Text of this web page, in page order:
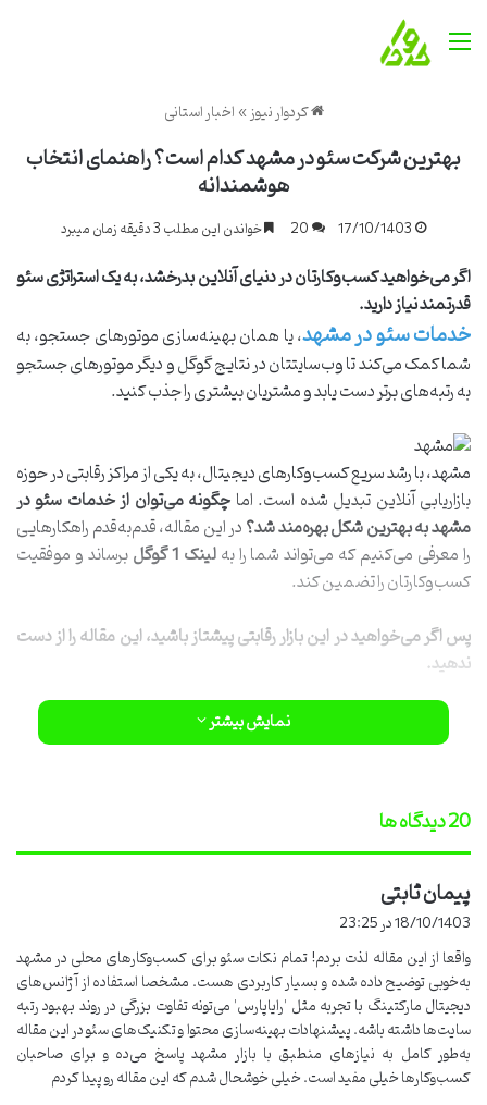
منو
کردوار نیوز»اخبار استانی
بهترین شرکت سئو در مشهد کدام است؟ راهنمای انتخاب
هوشمندانه
17/10/1403
20 خواندن این مطلب 3 دقیقه زمان میبرد
اگر می‌خواهید کسب‌وکارتان در دنیای آنلاین بدرخشد، به یک استراتژی سئو
قدرتمند نیاز دارید.
خدمات سئو در مشهد، یا همان بهینه‌سازی موتورهای جستجو، به
شما کمک می‌کند تا وب‌سایتتان در نتایج گوگل و دیگر موتورهای جستجو
به رتبه‌های برتر دست یابد و مشتریان بیشتری را جذب کنید.
مشهد، با رشد سریع کسب‌وکارهای دیجیتال، به یکی از مراکز رقابتی در حوزه
بازاریابی آنلاین تبدیل شده است. اماچگونه می‌توان از خدمات سئو در
مشهد به بهترین شکل بهره‌مند شد؟در این مقاله، قدم‌به‌قدم راهکارهایی
را معرفی می‌کنیم که می‌تواند شما را بهلینک 1 گوگل برساند و موفقیت
کسب‌وکارتان را تضمین کند.
پس اگر می‌خواهید در این بازار رقابتی پیشتاز باشید، این مقاله را از دست
ندهید.
چرا سئو در مشهد مهم است؟
شود که از تکنیک های سئو استفاده کرده و در صفحه اول قرار گرفته است.
هر چه سایت شما بالاتر باشد احتمال کلیک کاربران بیشتر است.
مراحل اصلی سئو حرفه ای
تحقیق کلمات کلیدی(Keyword Research)
اولین قدم در هر پروژه سئوتحقیق کلمات کلیدیاست. این مرحله شامل
شناسایی عباراتی است که مشتریان بالقوه شما بیشتر جستجو می کنند.
نمایش بیشتر
‫20 دیدگاه ها
پیمان ثابتیف
:
18/10/1403 در 23:25
واقعا از این مقاله لذت بردم! تمام نکات سئو برای کسب‌وکارهای محلی در مشهد
به‌خوبی توضیح داده شده و بسیار کاربردی هست. مشخصا استفاده از آژانس‌های
دیجیتال مارکتینگ با تجربه مثل 'رایاپارس' می‌تونه تفاوت بزرگی در روند بهبود رتبه
سایت‌ها داشته باشه. پیشنهادات بهینه‌سازی محتوا و تکنیک‌های سئو در این مقاله
به‌طور کامل به نیازهای منطبق با بازار مشهد پاسخ می‌ده و برای صاحبان
کسب‌وکارها خیلی مفید است. خیلی خوشحال شدم که این مقاله رو پیدا کردم